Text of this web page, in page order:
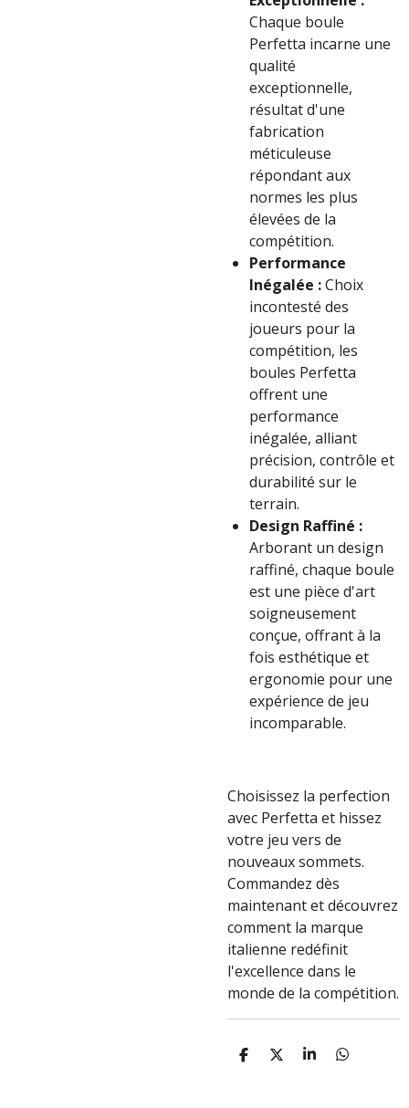
Chaque boule
Perfetta incarne une
qualité
exceptionnelle,
résultat d'une
fabrication
méticuleuse
répondant aux
normes les plus
élevées de la
compétition.
Performance
Inégalée :Choix
incontesté des
joueurs pour la
compétition, les
boules Perfetta
offrent une
performance
inégalée, alliant
précision, contrôle et
durabilité sur le
terrain.
Design Raffiné :
Arborant un design
raffiné, chaque boule
est une pièce d'art
soigneusement
conçue, offrant à la
fois esthétique et
ergonomie pour une
expérience de jeu
incomparable.
Choisissez la perfection
avec Perfetta et hissez
votre jeu vers de
nouveaux sommets.
Commandez dès
maintenant et découvrez
comment la marque
italienne redéfinit
l'excellence dans le
monde de la compétition.
P
P
P
P